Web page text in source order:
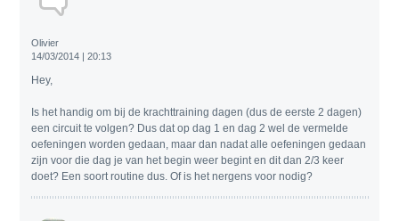
Olivier
14/03/2014 | 20:13
Hey,
Is het handig om bij de krachttraining dagen (dus de eerste 2 dagen)
een circuit te volgen? Dus dat op dag 1 en dag 2 wel de vermelde
oefeningen worden gedaan, maar dan nadat alle oefeningen gedaan
zijn voor die dag je van het begin weer begint en dit dan 2/3 keer
doet? Een soort routine dus. Of is het nergens voor nodig?